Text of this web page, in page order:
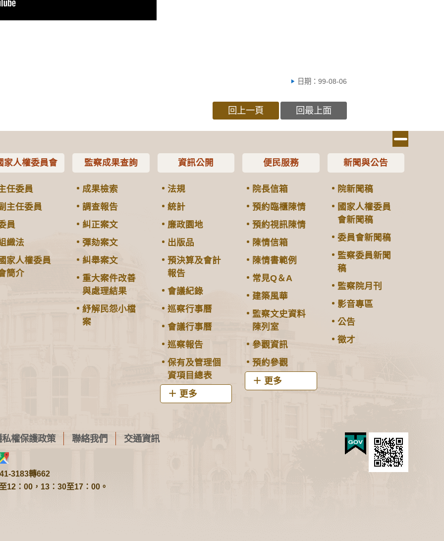
日期：99-08-06
回上一頁 回最上面
家人權委員會
任委員
主任委員
員
織法
家人權委員
簡介
監察成果查詢
成果檢索
調查報告
糾正案文
彈劾案文
糾舉案文
重大案件改善
與處理結果
紓解民怨小檔
案
資訊公開
法規
統計
廉政園地
出版品
預決算及會計
報告
會議紀錄
巡察行事曆
會議行事曆
巡察報告
保有及管理個
資項目總表
更多
便民服務
院長信箱
預約臨櫃陳情
預約視訊陳情
陳情信箱
陳情書範例
常見Q＆A
建築風華
監察文史資料
陳列室
參觀資訊
預約參觀
更多
新聞與公告
院新聞稿
國家人權委員
會新聞稿
委員會新聞稿
監察委員新聞
稿
監察院月刊
影音專區
公告
徵才
私權保護政策 聯絡我們 交通資訊
3183轉662
12：00，13：30至17：00。